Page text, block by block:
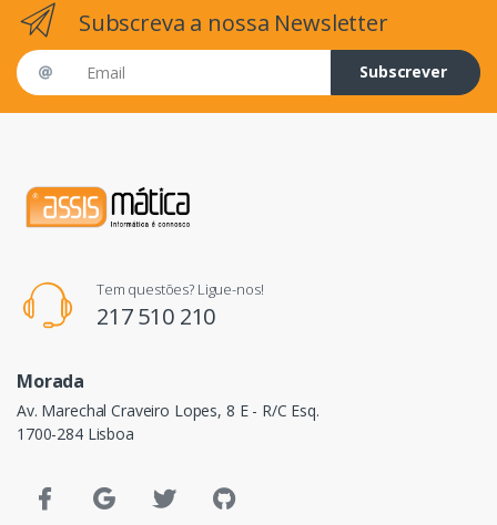
Subscreva a nossa Newsletter
Email address
Subscrever
Tem questões? Ligue-nos!
217 510 210
Morada
Av. Marechal Craveiro Lopes, 8 E - R/C Esq.
1700-284 Lisboa